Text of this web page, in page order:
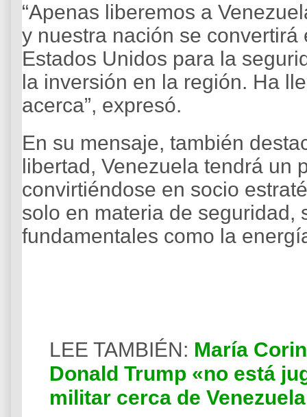
“Apenas liberemos a
y nuestra nación se
Estados Unidos para la
la inversión en la región. Ha
acerca”, expresó.
En su mensaje, también
libertad, Venezuela tendrá un
convirtiéndose en socio
solo en materia de seguridad,
fundamentales como la
LEE TAMBIÉN: María
Donald Trump «no está
militar cerca de